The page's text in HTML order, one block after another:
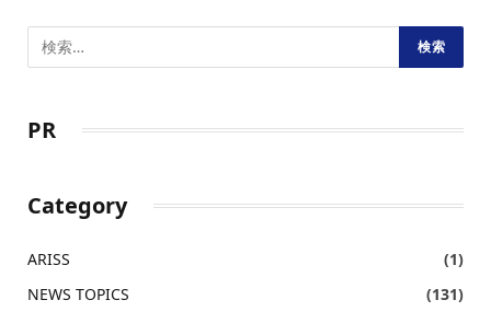
PR
Category
ARISS
(1)
NEWS TOPICS
(131)